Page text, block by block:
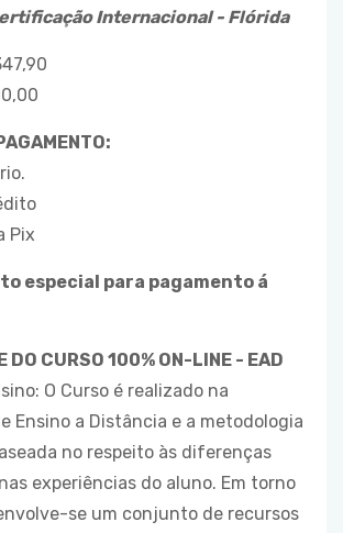
Internacional - Flórida
Pix
especial para pagamento á
DO CURSO 100% ON-LINE - EAD
O Curso é realizado na
Ensino a Distância e a metodologia
no respeito às diferenças
experiências do aluno. Em torno
se um conjunto de recursos